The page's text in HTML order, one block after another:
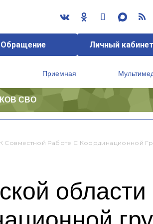
Обращение Личный
Приемная
СВО
Совместной Работе С Координационной
области